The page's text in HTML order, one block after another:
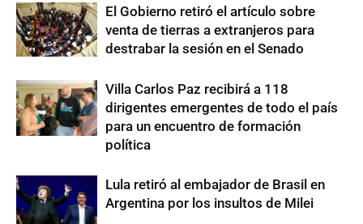
El Gobierno retiró el artículo sobre
venta de tierras a extranjeros para
destrabar la sesión en el Senado
Villa Carlos Paz recibirá a 118
dirigentes emergentes de todo el país
para un encuentro de formación
política
Lula retiró al embajador de Brasil en
Argentina por los insultos de Milei